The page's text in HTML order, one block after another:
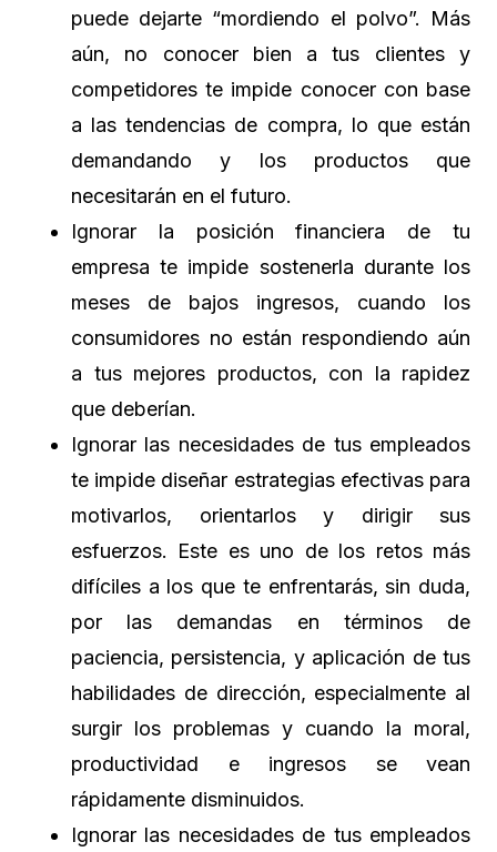
puede dejarte “mordiendo el polvo”. Más
aún, no conocer bien a tus clientes y
competidores te impide conocer con base
a las tendencias de compra, lo que están
demandando y los productos que
necesitarán en el futuro.
Ignorar la posición financiera de tu
empresa te impide sostenerla durante los
meses de bajos ingresos, cuando los
consumidores no están respondiendo aún
a tus mejores productos, con la rapidez
que deberían.
Ignorar las necesidades de tus empleados
te impide diseñar estrategias efectivas para
motivarlos, orientarlos y dirigir sus
esfuerzos. Este es uno de los retos más
difíciles a los que te enfrentarás, sin duda,
por las demandas en términos de
paciencia, persistencia, y aplicación de tus
habilidades de dirección, especialmente al
surgir los problemas y cuando la moral,
productividad e ingresos se vean
rápidamente disminuidos.
Ignorar las necesidades de tus empleados